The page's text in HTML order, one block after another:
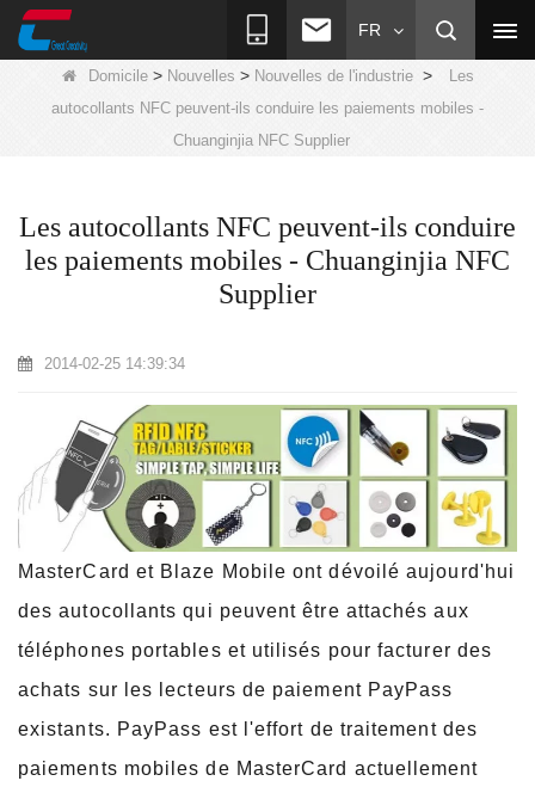
FR
Domicile> Nouvelles > Nouvelles de l'industrie>
Les
autocollants NFC peuvent-ils conduire les paiements mobiles -
Chuanginjia NFC Supplier
Les autocollants NFC peuvent-ils conduire
les paiements mobiles - Chuanginjia NFC
Supplier
2014-02-25 14:39:34
MasterCard et Blaze Mobile ont dévoilé aujourd'hui
des autocollants qui peuvent être attachés aux
téléphones portables et utilisés pour facturer des
achats sur les lecteurs de paiement PayPass
existants. PayPass est l'effort de traitement des
paiements mobiles de MasterCard actuellement